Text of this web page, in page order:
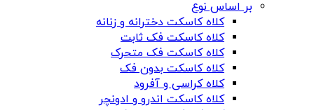
بر اساس نوع
کلاه کاسکت دخترانه و زنانه
کلاه کاسکت فک ثابت
کلاه کاسکت فک متحرک
کلاه کاسکت بدون فک
کلاه کراسی و آفرود
کلاه کاسکت اندرو و ادونچر